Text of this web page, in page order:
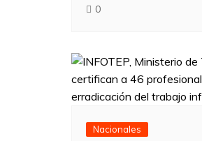
0
Nacionales